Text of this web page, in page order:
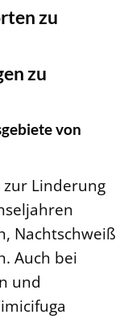
zu
zu
von
Linderung
Nachtschweiß
Auch bei
und